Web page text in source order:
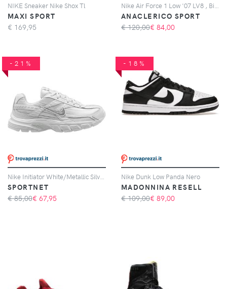
NIKE Sneaker Nike Shox Tl
MAXI SPORT
€ 169,95
ANACLERICO SPORT
€ 120,00€ 84,00
-21%
SPORTNET
€ 85,00€ 67,95
-18%
Nike Dunk Low Panda Nero
MADONNINA RESELL
€ 109,00€ 89,00